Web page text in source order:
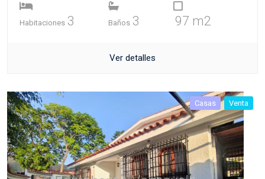
Habitaciones 3 Baños 3 97 m2
Ver detalles
Casas Venta